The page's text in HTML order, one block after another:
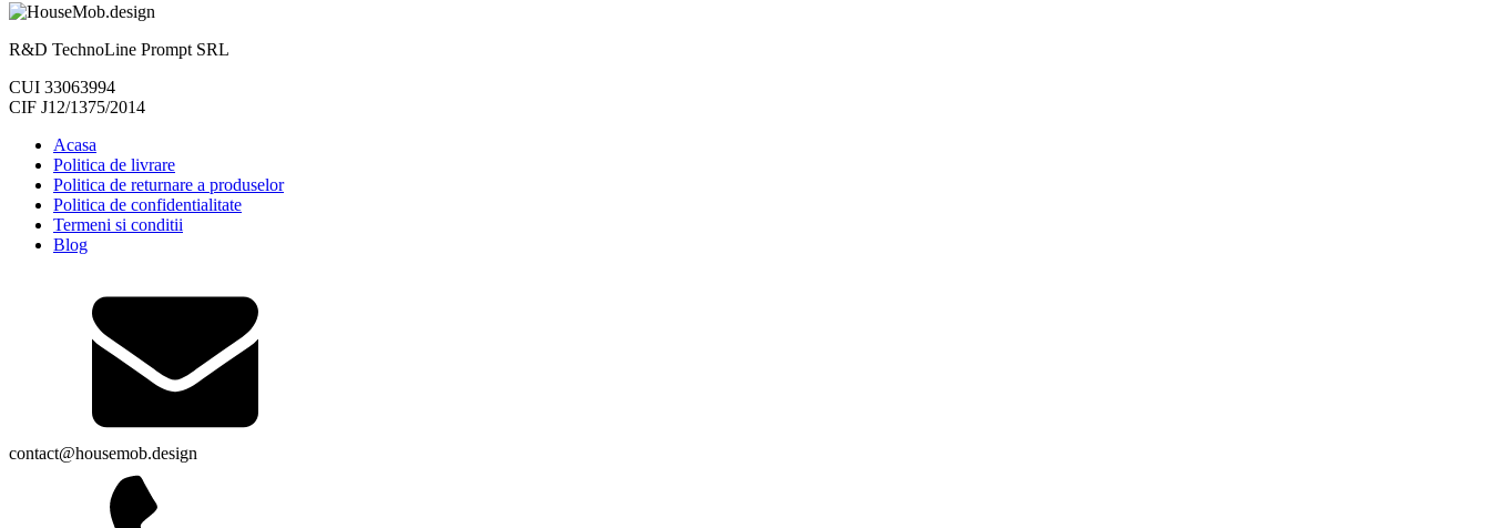
R&D TechnoLine Prompt SRL
CUI 33063994
CIF J12/1375/2014
Acasa
Politica de livrare
Politica de returnare a produselor
Politica de confidentialitate
Termeni si conditii
Blog
contact@housemob.design